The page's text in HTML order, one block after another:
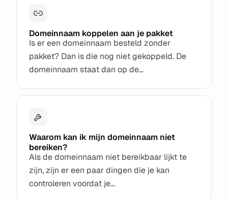
Domeinnaam koppelen aan je pakket
Is er een domeinnaam besteld zonder
pakket? Dan is die nog niet gekoppeld. De
domeinnaam staat dan op de…
Waarom kan ik mijn domeinnaam niet
bereiken?
Als de domeinnaam niet bereikbaar lijkt te
zijn, zijn er een paar dingen die je kan
controleren voordat je…